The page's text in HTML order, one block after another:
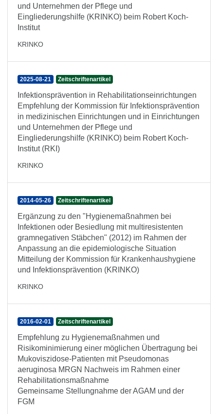
und Unternehmen der Pflege und
Eingliederungshilfe (KRINKO) beim Robert Koch-
Institut
KRINKO
2025-08-21 Zeitschriftenartikel
Infektionsprävention in Rehabilitationseinrichtungen
Empfehlung der Kommission für Infektionsprävention
in medizinischen Einrichtungen und in Einrichtungen
und Unternehmen der Pflege und
Eingliederungshilfe (KRINKO) beim Robert Koch-
Institut (RKI)
KRINKO
2014-05-26 Zeitschriftenartikel
Ergänzung zu den "Hygienemaßnahmen bei
Infektionen oder Besiedlung mit multiresistenten
gramnegativen Stäbchen" (2012) im Rahmen der
Anpassung an die epidemiologische Situation
Mitteilung der Kommission für Krankenhaushygiene
und Infektionsprävention (KRINKO)
KRINKO
2016-02-01 Zeitschriftenartikel
Empfehlung zu Hygienemaßnahmen und
Risikominimierung einer möglichen Übertragung bei
Mukoviszidose-Patienten mit Pseudomonas
aeruginosa MRGN Nachweis im Rahmen einer
Rehabilitationsmaßnahme
Gemeinsame Stellungnahme der AGAM und der
FGM